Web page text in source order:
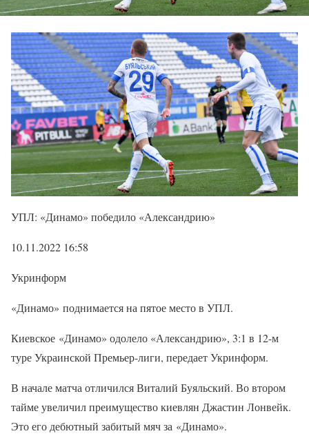
УПЛ: «Динамо» победило «Александрию»
10.11.2022 16:58
Укринформ
«Динамо» поднимается на пятое место в УПЛ.
Киевское «Динамо» одолело «Александрию», 3:1 в 12-м
туре Украинской Премьер-лиги, передает Укринформ.
В начале матча отличился Виталий Буяльский. Во втором
тайме увеличил преимущество киевлян Джастин Лонвейк.
Это его дебютный забитый мяч за «Динамо».